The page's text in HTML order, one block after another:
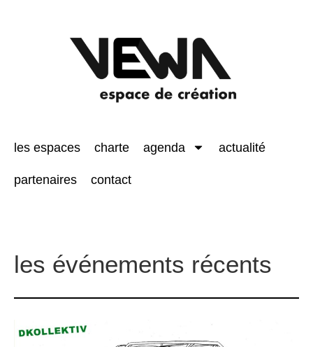
les espaces charte agenda actualité
partenaires contact
les événements récents